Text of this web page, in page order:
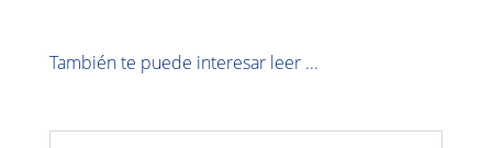
También te puede interesar leer ...